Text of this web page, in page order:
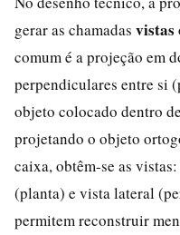
gerar as chamadas vistas
comum é a projeção em
perpendiculares entre si
objeto colocado dentro
projetando o objeto
caixa, obtêm-se as
(planta) e vista lateral
permitem reconstruir